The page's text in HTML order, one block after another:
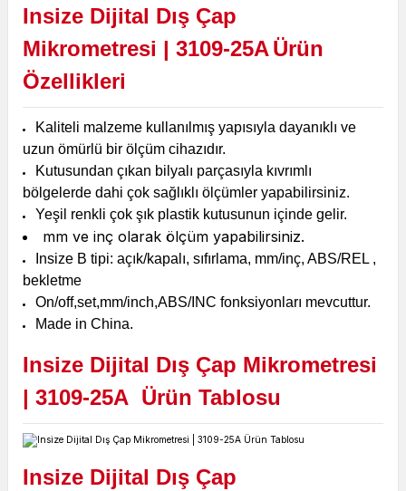
Insize Dijital Dış Çap
Mikrometresi | 3109-25AÜrün
Özellikleri
Kaliteli malzeme kullanılmış yapısıyla dayanıklı ve
uzun ömürlü bir ölçüm cihazıdır.
Kutusundan çıkan bilyalı parçasıyla kıvrımlı
bölgelerde dahi çok sağlıklı ölçümler yapabilirsiniz.
Yeşil renkli çok şık plastik kutusunun içinde gelir.
mm ve inç olarak ölçüm yapabilirsiniz.
Insize B tipi: açık/kapalı, sıfırlama, mm/inç, ABS/REL ,
bekletme
On/off,set,mm/inch,ABS/INC fonksiyonları mevcuttur.
Made in China.
Insize Dijital Dış Çap Mikrometresi
| 3109-25A Ürün Tablosu
Insize Dijital Dış Çap